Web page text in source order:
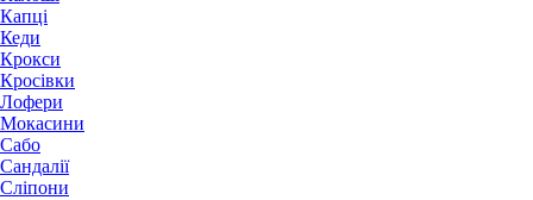
Капці
Кеди
Крокси
Кросівки
Лофери
Мокасини
Сабо
Сандалії
Сліпони